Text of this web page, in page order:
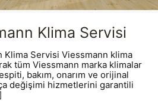
Klima Servisi
Klima Servisi Viessmann klima
tüm Viessmann marka klimalar
bakım, onarım ve orijinal
değişimi hizmetlerini garantili